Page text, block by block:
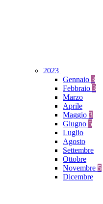
2023
Gennaio 3
Febbraio 3
Marzo
Aprile
Maggio 3
Giugno 5
Luglio
Agosto
Settembre
Ottobre
Novembre 5
Dicembre